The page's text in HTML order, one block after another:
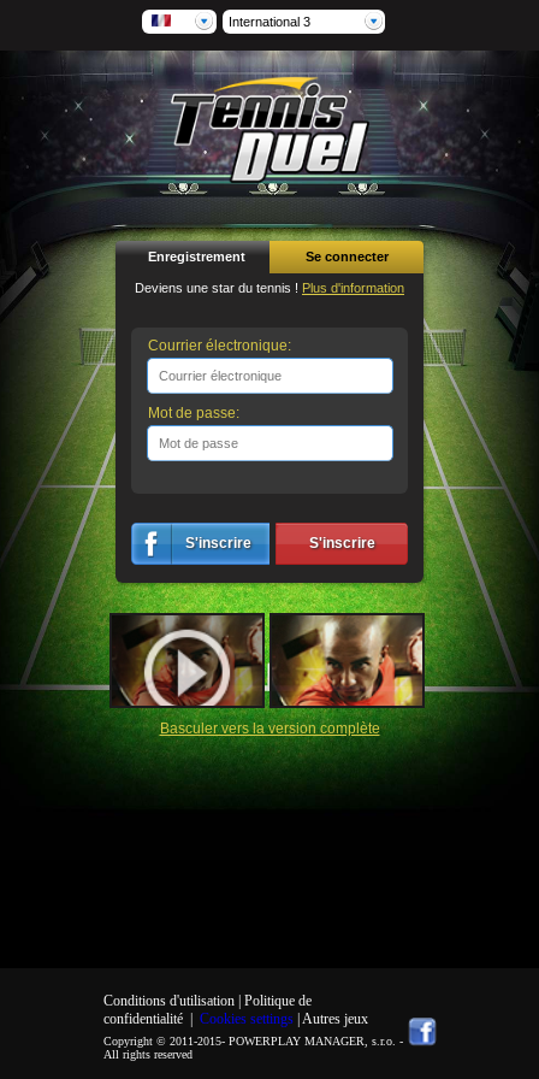
International 3
Enregistrement Se connecter
Deviens une star du tennis ! Plus d'information
Courrier électronique:
Mot de passe:
S'inscrire S'inscrire
Basculer vers la version complète
Conditions d'utilisation | Politique de
confidentialité| Cookies settings | Autres jeux
Copyright © 2011-2015- POWERPLAY MANAGER, s.r.o. -
All rights reserved